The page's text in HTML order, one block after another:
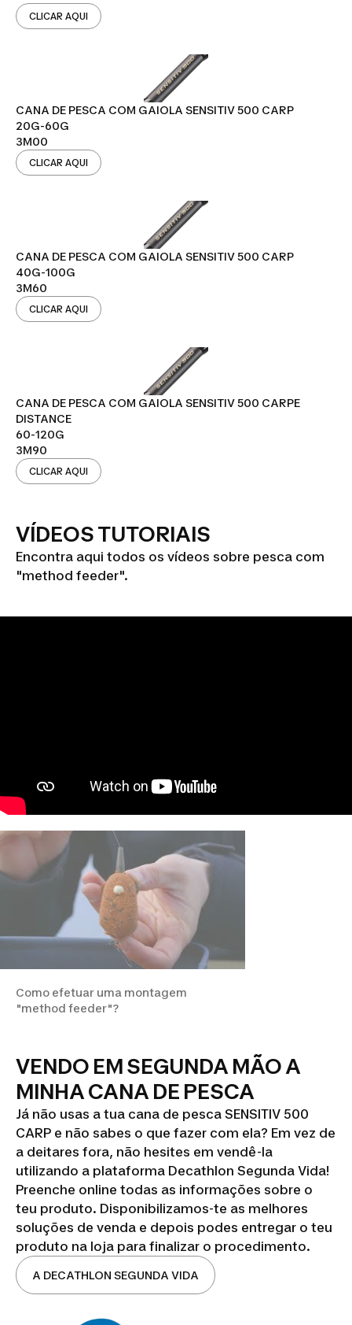
CLICAR AQUI
CANA DE PESCA COM GAIOLA SENSITIV 500 CARP
20G-60G
3M00
CLICAR AQUI
CANA DE PESCA COM GAIOLA SENSITIV 500 CARP
40G-100G
3M60
CLICAR AQUI
CANA DE PESCA COM GAIOLA SENSITIV 500 CARPE
DISTANCE
60-120G
3M90
CLICAR AQUI
VÍDEOS TUTORIAIS
Encontra aqui todos os vídeos sobre pesca com
"method feeder".
Como efetuar uma montagem
"method feeder"?
VENDO EM SEGUNDA MÃO A
MINHA CANA DE PESCA
Já não usas a tua cana de pesca SENSITIV 500
CARP e não sabes o que fazer com ela? Em vez de
a deitares fora, não hesites em vendê-la
utilizando a plataforma Decathlon Segunda Vida!
Preenche online todas as informações sobre o
teu produto. Disponibilizamos-te as melhores
soluções de venda e depois podes entregar o teu
produto na loja para finalizar o procedimento.
A DECATHLON SEGUNDA VIDA